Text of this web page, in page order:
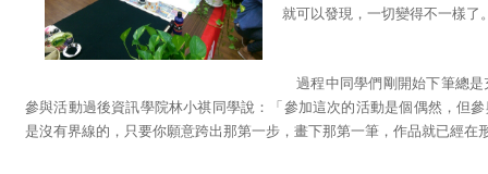
就可以發現，一切變得不一樣了
過程中同學們剛開始下筆總
參與活動過後資訊學院林小祺同學說：「參加這次的活動是個偶然，但
是沒有界線的，只要你願意跨出那第一步，畫下那第一筆，作品就已經在